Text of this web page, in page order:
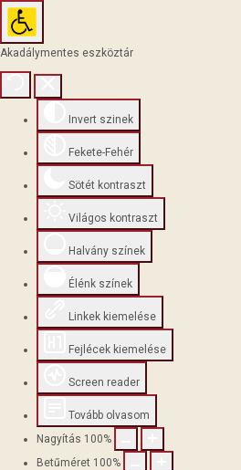
Akadálymentes eszköztár
Invert szinek
Fekete-Fehér
Sötét kontraszt
Világos kontraszt
Halvány színek
Élénk színek
Linkek kiemelése
Fejlécek kiemelése
Screen reader
Tovább olvasom
Nagyítás 100%
Betűméret 100%